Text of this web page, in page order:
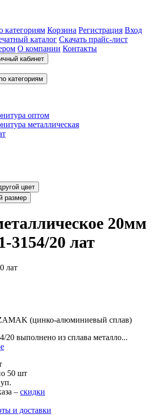
категориям Корзина Регистрация Вход
каталог Скачать прайс-лист
О компании Контакты
кабинет
по категориям
оптом
металлическая
Выбрать другой цвет
размер
20мм
3154/20 лат
лат
(цинко-алюминиевый сплав)
20 выполнено из сплава металло...
50 шт
– скидки
и доставки